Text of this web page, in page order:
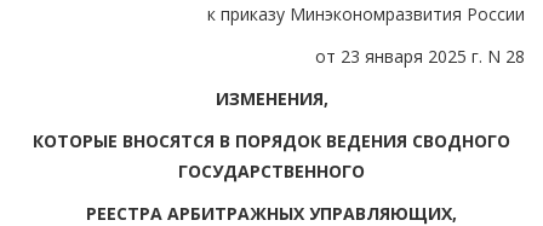
к приказу Минэкономразвития России
от 23 января 2025 г. N 28
ИЗМЕНЕНИЯ,
КОТОРЫЕ ВНОСЯТСЯ В ПОРЯДОК ВЕДЕНИЯ СВОДНОГО
ГОСУДАРСТВЕННОГО
РЕЕСТРА АРБИТРАЖНЫХ УПРАВЛЯЮЩИХ,